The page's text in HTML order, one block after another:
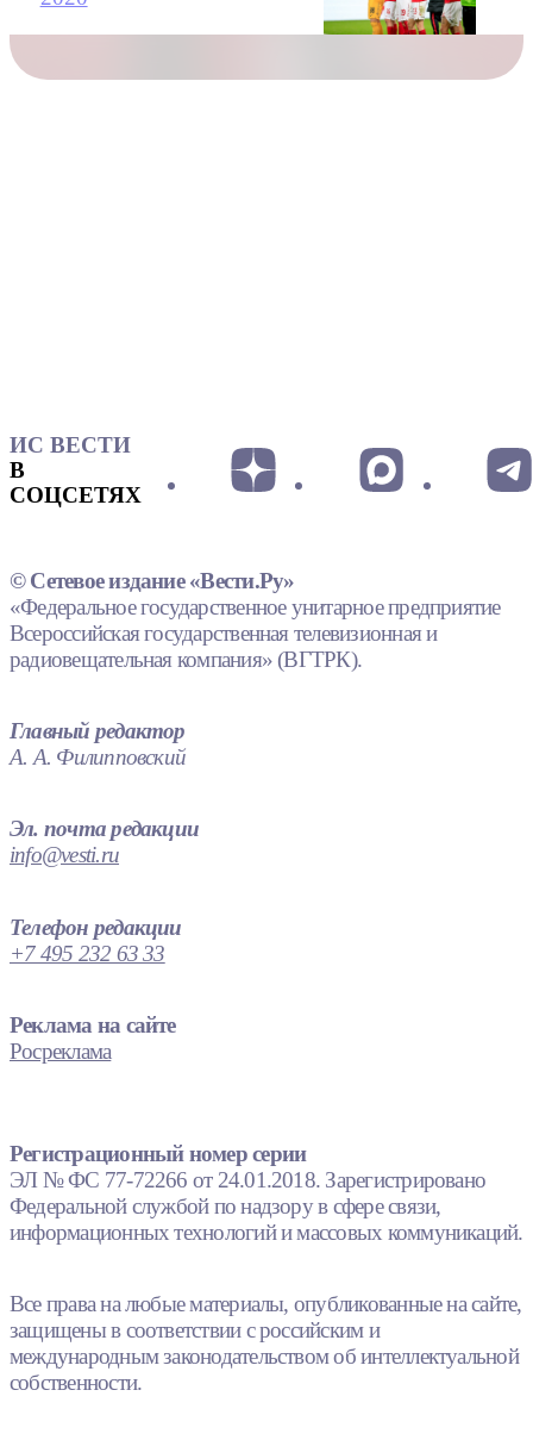
ИС ВЕСТИ
В
СОЦСЕТЯХ
© Сетевое издание «Вести.Ру»
«Федеральное государственное унитарное предприятие
Всероссийская государственная телевизионная и
радиовещательная компания» (ВГТРК).
Главный редактор
А. А. Филипповский
Эл. почта редакции
info@vesti.ru
Телефон редакции
+7 495 232 63 33
Реклама на сайте
Росреклама
Регистрационный номер серии
ЭЛ № ФС 77-72266 от 24.01.2018. Зарегистрировано
Федеральной службой по надзору в сфере связи,
информационных технологий и массовых коммуникаций.
Все права на любые материалы, опубликованные на сайте,
защищены в соответствии с российским и
международным законодательством об интеллектуальной
собственности.